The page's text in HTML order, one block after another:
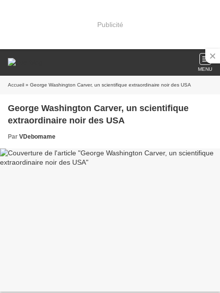
Publicité
MENU
Accueil » George Washington Carver, un scientifique extraordinaire noir des USA
George Washington Carver, un scientifique
extraordinaire noir des USA
Par VDebomame